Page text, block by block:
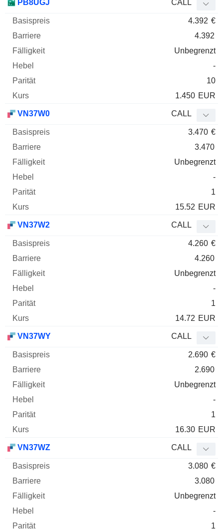
PB8UGJ CALL
4.392 €
4.392
Unbegrenzt
-
10
1.450 EUR
VN37W0 CALL
3.470 €
3.470
Unbegrenzt
-
1
15.52 EUR
VN37W2 CALL
4.260 €
4.260
Unbegrenzt
-
1
14.72 EUR
VN37WY CALL
2.690 €
2.690
Unbegrenzt
-
1
16.30 EUR
VN37WZ CALL
3.080 €
3.080
Unbegrenzt
-
1